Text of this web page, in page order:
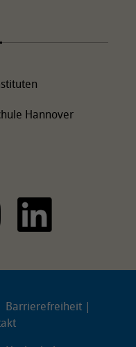
Hannover
Barrierefreiheit